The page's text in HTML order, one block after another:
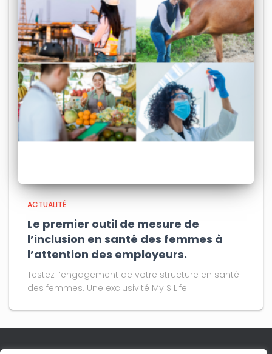
ACTUALITÉ
Le premier outil de mesure de
l’inclusion en santé des femmes à
l’attention des employeurs.
Testez l’engagement de votre structure en santé
des femmes. Une exclusivité My S Life